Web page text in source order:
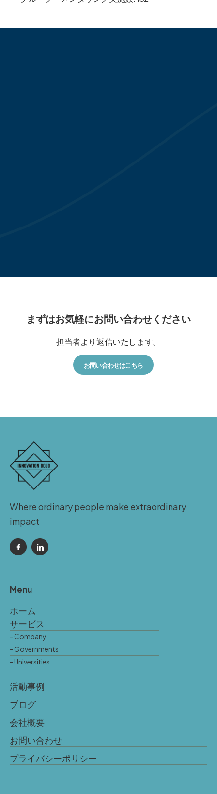
まずはお気軽にお問い合わせください
担当者より返信いたします。
お問い合わせはこちら
Where ordinary people make extraordinary
impact
Menu
ホーム
サービス
- Company
- Governments
- Universities
活動事例
ブログ
会社概要
お問い合わせ
プライバシーポリシー